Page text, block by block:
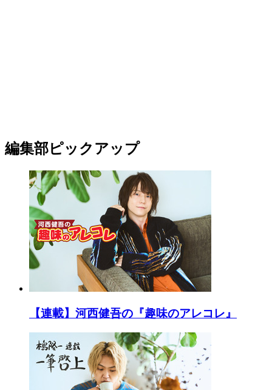
編集部ピックアップ
【連載】河西健吾の『趣味のアレコレ』